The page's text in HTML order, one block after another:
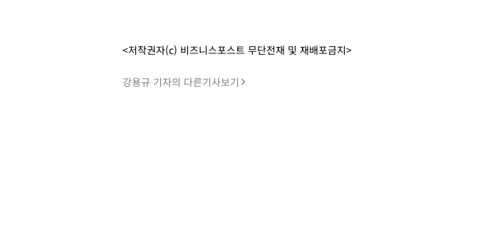
<저작권자(c) 비즈니스포스트 무단전재 및 재배포금지>
강용규 기자의 다른기사보기